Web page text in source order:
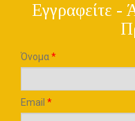
Εγγραφείτε -
Όνομα*
Email *